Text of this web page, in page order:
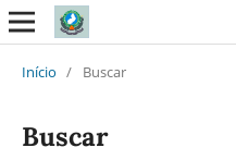
Início / Buscar
Buscar